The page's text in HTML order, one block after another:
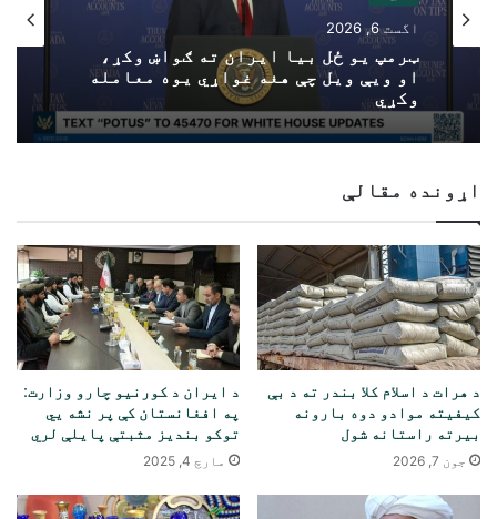
اگست 6, 2026
ټرمپ یو ځل بیا ایران ته ګواښ وکړ،
او ویې ویل چې هغه غواړي یوه معامله
وکړي
اړونده مقالې
د هرات د اسلام کلا بندر ته د بې
کیفیته موادو دوه بارونه
بیرته راستانه شول
جون 7, 2026
د ایران د کورنیو چارو وزارت:
په افغانستان کې پر نشه یي
توکو بندیز مثبتې پایلې لري
مارچ 4, 2025